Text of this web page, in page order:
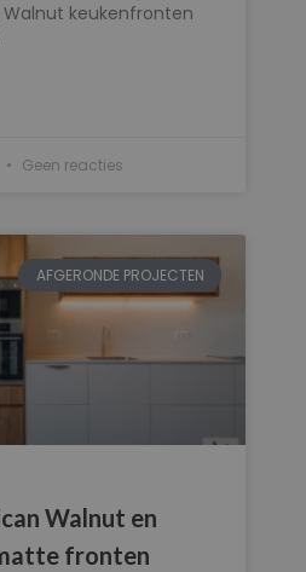
keukenfronten
Geen reacties
AFGERONDE PROJECTEN
Walnut en
fronten